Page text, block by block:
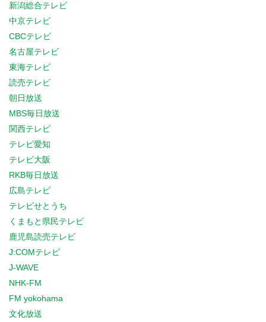
新潟総合テレビ
中京テレビ
CBCテレビ
名古屋テレビ
東海テレビ
読売テレビ
朝日放送
MBS毎日放送
関西テレビ
テレビ愛知
テレビ大阪
RKB毎日放送
広島テレビ
テレビせとうち
くまもと県民テレビ
鹿児島読売テレビ
J:COMテレビ
J-WAVE
NHK-FM
FM yokohama
文化放送